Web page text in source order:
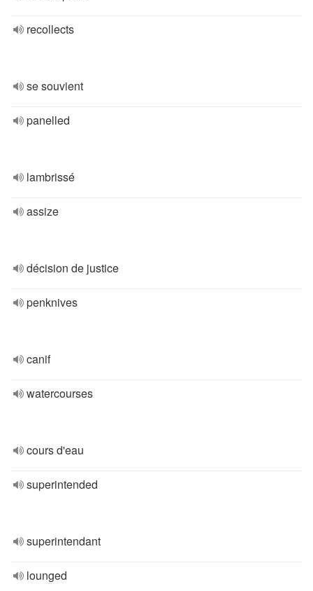
recollects
se souvient
panelled
lambrissé
assize
décision de justice
penknives
canif
watercourses
cours d'eau
superintended
superintendant
lounged